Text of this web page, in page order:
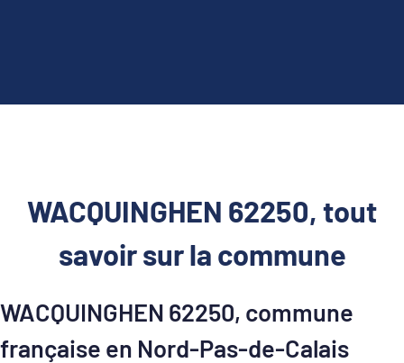
WACQUINGHEN 62250, tout
savoir sur la commune
WACQUINGHEN 62250, commune
française en Nord-Pas-de-Calais